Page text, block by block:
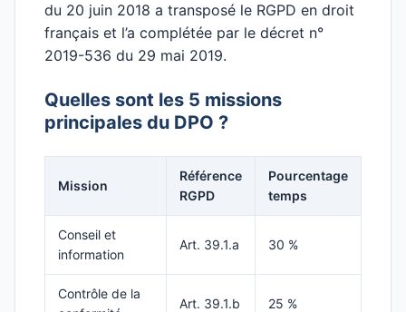
du 20 juin 2018 a transposé le RGPD en droit
français et l’a complétée par le décret n°
2019-536 du 29 mai 2019.
Quelles sont les 5 missions
principales du DPO ?
Mission
Référence
RGPD
Pourcentage
temps
Conseil et
information
Art. 39.1.a 30 %
Contrôle de la
Art. 39.1.b 25 %